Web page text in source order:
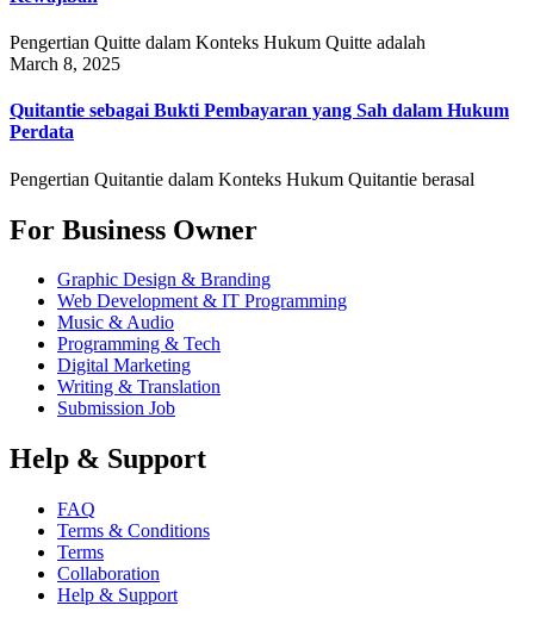
Pengertian Quitte dalam Konteks Hukum Quitte adalah
March 8, 2025
Quitantie sebagai Bukti Pembayaran yang Sah dalam Hukum
Perdata
Pengertian Quitantie dalam Konteks Hukum Quitantie berasal
For Business Owner
Graphic Design & Branding
Web Development & IT Programming
Music & Audio
Programming & Tech
Digital Marketing
Writing & Translation
Submission Job
Help & Support
FAQ
Terms & Conditions
Terms
Collaboration
Help & Support